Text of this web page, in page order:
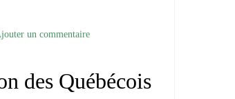
un commentaire
des Québécois